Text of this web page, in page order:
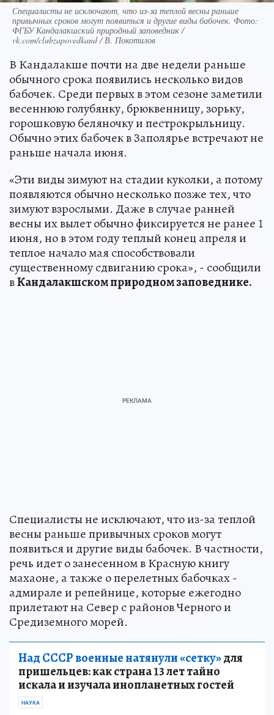
Специалисты не исключают, что из-за теплой весны раньше
привычных сроков могут появиться и другие виды бабочек. Фото:
ФГБУ Кандалакшский природный заповедник /
vk.com/clubzapovedkand / В. Покотилов
В Кандалакше почти на две недели раньше
обычного срока появились несколько видов
бабочек. Среди первых в этом сезоне заметили
весеннюю голубянку, брюквенницу, зорьку,
горошковую беляночку и пестрокрыльницу.
Обычно этих бабочек в Заполярье встречают не
раньше начала июня.
«Эти виды зимуют на стадии куколки, а потому
появляются обычно несколько позже тех, что
зимуют взрослыми. Даже в случае ранней
весны их вылет обычно фиксируется не ранее 1
июня, но в этом году теплый конец апреля и
теплое начало мая способствовали
существенному сдвиганию срока», - сообщили
вКандалакшском природном заповеднике.
Специалисты не исключают, что из-за теплой
весны раньше привычных сроков могут
появиться и другие виды бабочек. В частности,
речь идет о занесенном в Красную книгу
махаоне, а также о перелетных бабочках -
адмирале и репейнице, которые ежегодно
прилетают на Север с районов Черного и
Средиземного морей.
Над СССР военные натянули «сетку»для
пришельцев: как страна 13 лет тайно
искала и изучала инопланетных гостей
НАУКА